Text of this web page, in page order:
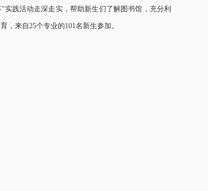
践活动走深走实，帮助新生们了解图书馆，充分利
，来自25个专业的101名新生参加。